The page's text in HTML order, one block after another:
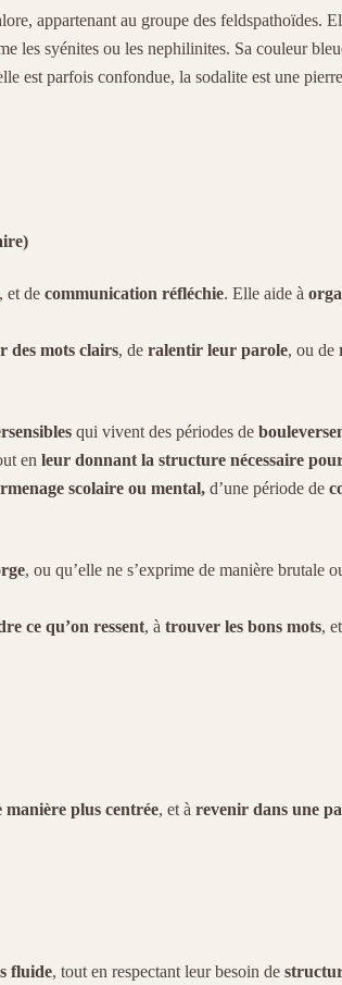
appartenant au groupe des feldspathoïdes.
les syénites ou les nephilinites. Sa couleur
est parfois confondue, la sodalite est une
, et decommunication réfléchie. Elle aide à
des mots clairs, deralentir leur parole, ou de
qui vivent des périodes de
enleur donnant la structure nécessaire
scolaire ou mental,d’une période de
, ou qu’elle ne s’exprime de manière brutale
ce qu’on ressent, àtrouver les bons mots,
manière plus centrée, et àrevenir dans une
fluide, tout en respectant leur besoin de